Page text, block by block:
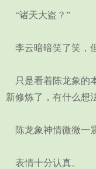
“诸天大盗？”
李云暗暗笑了笑，
只是看着陈龙象的
新修炼了，有什么想
陈龙象神情微微一
表情十分认真。